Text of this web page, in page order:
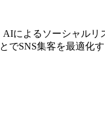
によるソーシャルリ
でSNS集客を最適化